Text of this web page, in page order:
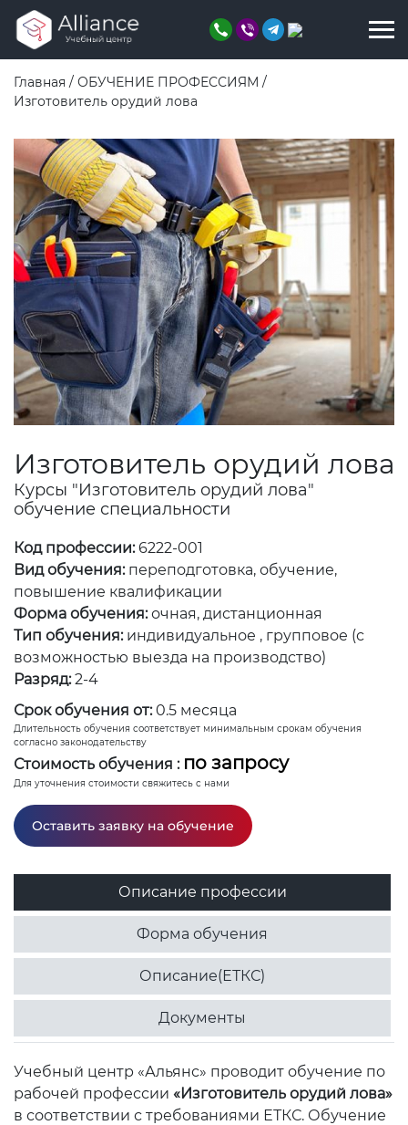
Главная / ОБУЧЕНИЕ ПРОФЕССИЯМ /
Изготовитель орудий лова
Изготовитель орудий лова
Курсы "Изготовитель орудий лова"
обучение специальности
Код профессии:6222-001
Вид обучения: переподготовка, обучение,
повышение квалификации
Форма обучения: очная, дистанционная
Тип обучения: индивидуальное , групповое (с
возможностью выезда на производство)
Разряд: 2-4
Срок обучения от: 0.5 месяца
Длительность обучения соответствует минимальным срокам обучения
согласно законодательству
Стоимость обучения : по запросу
Для уточнения стоимости свяжитесь с нами
Оставить заявку на обучение
Описание профессии
Форма обучения
Описание(ЕТКС)
Документы
Учебный центр «Альянс» проводит обучение по
рабочей профессии «Изготовитель орудий лова»
в соответствии с требованиями ЕТКС. Обучение